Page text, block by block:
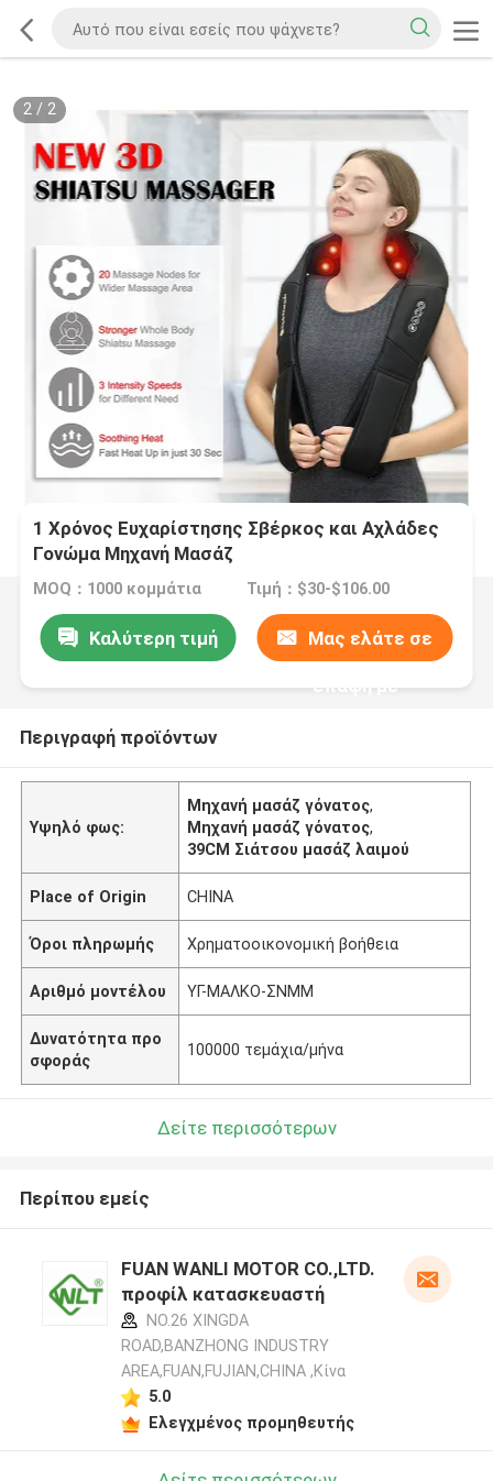
2/ 2
1 Χρόνος Ευχαρίστησης Σβέρκος και Αχλάδες
Γονώμα Μηχανή Μασάζ
MOQ：1000 κομμάτια Τιμή：$30-$106.00
Καλύτερη τιμή Μας ελάτε σε
επαφή με
Περιγραφή προϊόντων
Υψηλό φως:
Μηχανή μασάζ γόνατος,
Μηχανή μασάζ γόνατος,
39CM Σιάτσου μασάζ λαιμού
Place of Origin CHINA
Όροι πληρωμής Χρηματοοικονομική βοήθεια
Αριθμό μοντέλου ΥΓ-ΜΑΛΚΟ-ΣΝΜΜ
Δυνατότητα προ
σφοράς
100000 τεμάχια/μήνα
Δείτε περισσότερων
Περίπου εμείς
FUAN WANLI MOTOR CO.,LTD.
προφίλ κατασκευαστή
NO.26 XINGDA
ROAD,BANZHONG INDUSTRY
AREA,FUAN,FUJIAN,CHINA ,Κίνα
5.0
Ελεγχμένος προμηθευτής